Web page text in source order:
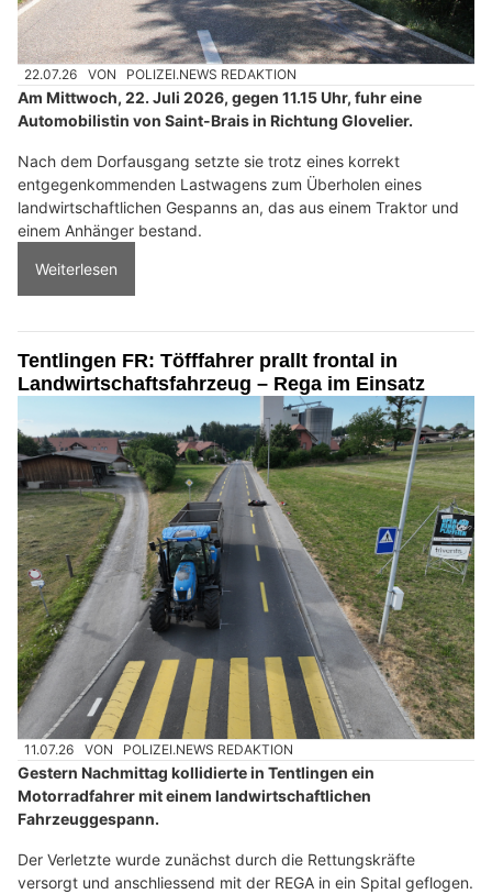
22.07.26 VON POLIZEI.NEWS REDAKTION
Am Mittwoch, 22. Juli 2026, gegen 11.15 Uhr, fuhr eine
Automobilistin von Saint-Brais in Richtung Glovelier.
Nach dem Dorfausgang setzte sie trotz eines korrekt
entgegenkommenden Lastwagens zum Überholen eines
landwirtschaftlichen Gespanns an, das aus einem Traktor und
einem Anhänger bestand.
Weiterlesen
Tentlingen FR: Töfffahrer prallt frontal in
Landwirtschaftsfahrzeug – Rega im Einsatz
11.07.26 VON POLIZEI.NEWS REDAKTION
Gestern Nachmittag kollidierte in Tentlingen ein
Motorradfahrer mit einem landwirtschaftlichen
Fahrzeuggespann.
Der Verletzte wurde zunächst durch die Rettungskräfte
versorgt und anschliessend mit der REGA in ein Spital geflogen.